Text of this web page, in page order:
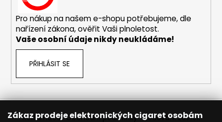
Zákaz prodeje elektronických cigaret osobám
Pro nákup na našem e-shopu potřebujeme, dle
nařízení zákona, ověřit Vaši plnoletost.
Vaše osobní údaje nikdy neukládáme!
PŘIHLÁSIT SE
Reklamace Obchodní podmínky Sledování zásilek